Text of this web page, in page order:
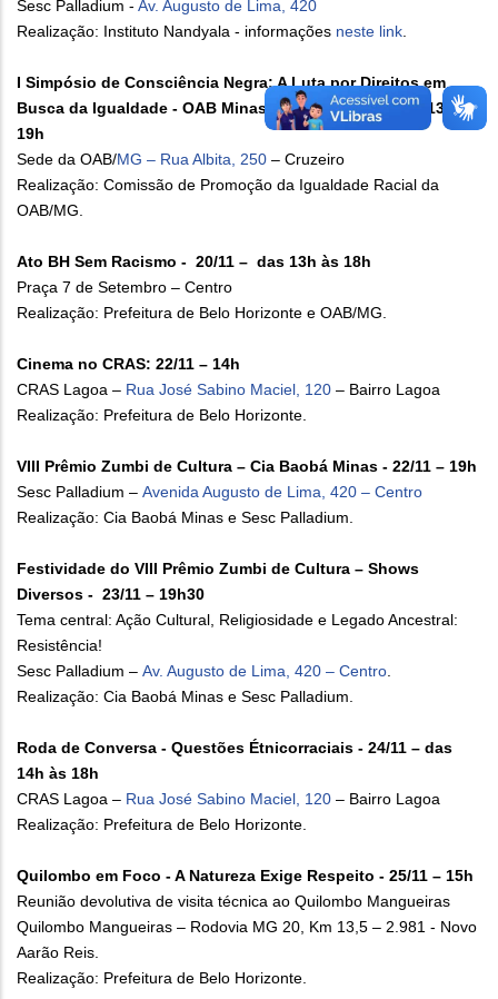
Sesc Palladium - Av. Augusto de Lima, 420
Realização: Instituto Nandyala - informações neste link.
I Simpósio de Consciência Negra: A Luta por Direitos em
Busca da Igualdade - OAB Minas Gerais - 17 e 18/11 – 13h às
19h
Sede da OAB/MG – Rua Albita, 250 – Cruzeiro
Realização: Comissão de Promoção da Igualdade Racial da
OAB/MG.
Ato BH Sem Racismo - 20/11 – das 13h às 18h
Praça 7 de Setembro – Centro
Realização: Prefeitura de Belo Horizonte e OAB/MG.
Cinema no CRAS: 22/11 – 14h
CRAS Lagoa – Rua José Sabino Maciel, 120 – Bairro Lagoa
Realização: Prefeitura de Belo Horizonte.
VIII Prêmio Zumbi de Cultura – Cia Baobá Minas - 22/11 – 19h
Sesc Palladium – Avenida Augusto de Lima, 420 – Centro
Realização: Cia Baobá Minas e Sesc Palladium.
Festividade do VIII Prêmio Zumbi de Cultura – Shows
Diversos - 23/11 – 19h30
Tema central: Ação Cultural, Religiosidade e Legado Ancestral:
Resistência!
Sesc Palladium – Av. Augusto de Lima, 420 – Centro.
Realização: Cia Baobá Minas e Sesc Palladium.
Roda de Conversa - Questões Étnicorraciais - 24/11 – das
14h às 18h
CRAS Lagoa – Rua José Sabino Maciel, 120 – Bairro Lagoa
Realização: Prefeitura de Belo Horizonte.
Quilombo em Foco - A Natureza Exige Respeito - 25/11 – 15h
Reunião devolutiva de visita técnica ao Quilombo Mangueiras
Quilombo Mangueiras – Rodovia MG 20, Km 13,5 – 2.981 - Novo
Aarão Reis.
Realização: Prefeitura de Belo Horizonte.